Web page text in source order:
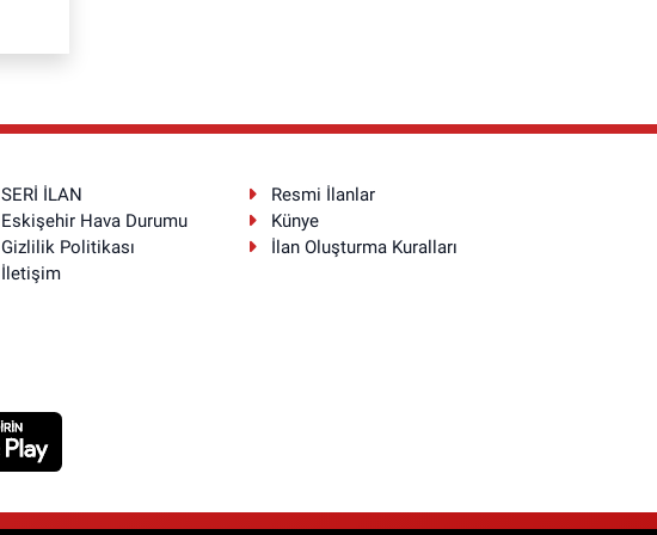
SERİ İLAN
Resmi İlanlar
Eskişehir Hava Durumu
Künye
Gizlilik Politikası
İlan Oluşturma Kuralları
İletişim